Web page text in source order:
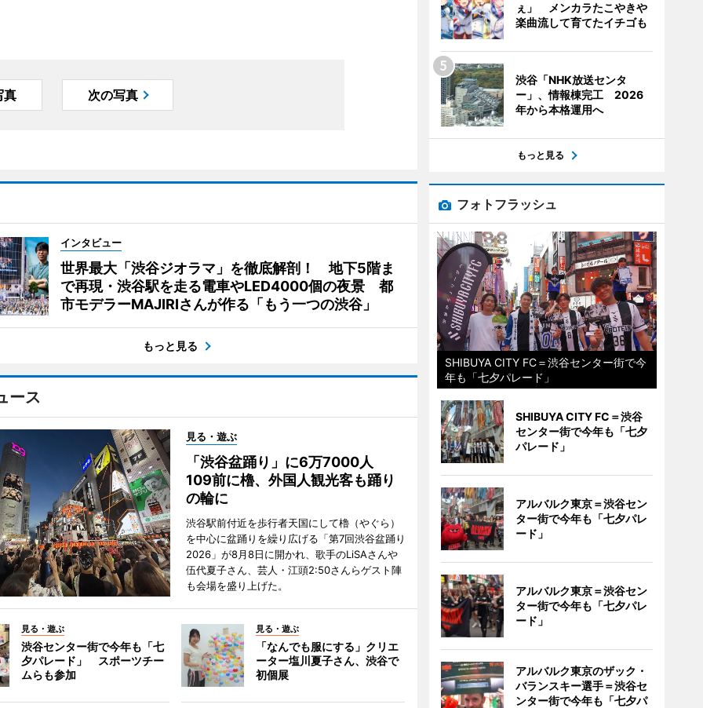
真 次の写真
インタビュー
世界最大「渋谷ジオラマ」を徹底解剖！ 地下5階ま
で再現・渋谷駅を走る電車やLED4000個の夜景 都
市モデラーMAJIRIさんが作る「もう一つの渋谷」
もっと見る
ース
見る・遊ぶ
「渋谷盆踊り」に6万7000人
109前に櫓、外国人観光客も踊り
の輪に
渋谷駅前付近を歩行者天国にして櫓（やぐら）
を中心に盆踊りを繰り広げる「第7回渋谷盆踊り
2026」が8月8日に開かれ、歌手のLiSAさんや
伍代夏子さん、芸人・江頭2:50さんらゲスト陣
も会場を盛り上げた。
見る・遊ぶ
渋谷センター街で今年も「七
夕パレード」 スポーツチー
ムらも参加
見る・遊ぶ
「なんでも服にする」クリエ
ーター塩川夏子さん、渋谷で
初個展
ぇ」 メンカラたこやきや
楽曲流して育てたイチゴも
渋谷「NHK放送センタ
ー」、情報棟完工 2026
年から本格運用へ
もっと見る
フォトフラッシュ
SHIBUYA CITY FC＝渋谷センター街で今
年も「七夕パレード」
SHIBUYA CITY FC＝渋谷
センター街で今年も「七夕
パレード」
アルバルク東京＝渋谷セン
ター街で今年も「七夕パレ
ード」
アルバルク東京＝渋谷セン
ター街で今年も「七夕パレ
ード」
アルバルク東京のザック・
バランスキー選手＝渋谷セ
ンター街で今年も「七夕パ